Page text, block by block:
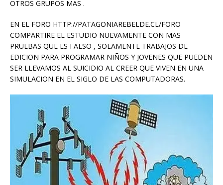
OTROS GRUPOS MAS .
EN EL FORO HTTP://PATAGONIAREBELDE.CL/FORO
COMPARTIRE EL ESTUDIO NUEVAMENTE CON MAS
PRUEBAS QUE ES FALSO , SOLAMENTE TRABAJOS DE
EDICION PARA PROGRAMAR NIÑOS Y JOVENES QUE PUEDEN
SER LLEVAMOS AL SUICIDIO AL CREER QUE VIVEN EN UNA
SIMULACION EN EL SIGLO DE LAS COMPUTADORAS.